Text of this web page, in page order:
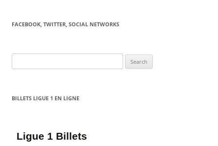
FACEBOOK, TWITTER, SOCIAL NETWORKS
for:
BILLETS LIGUE 1 EN LIGNE